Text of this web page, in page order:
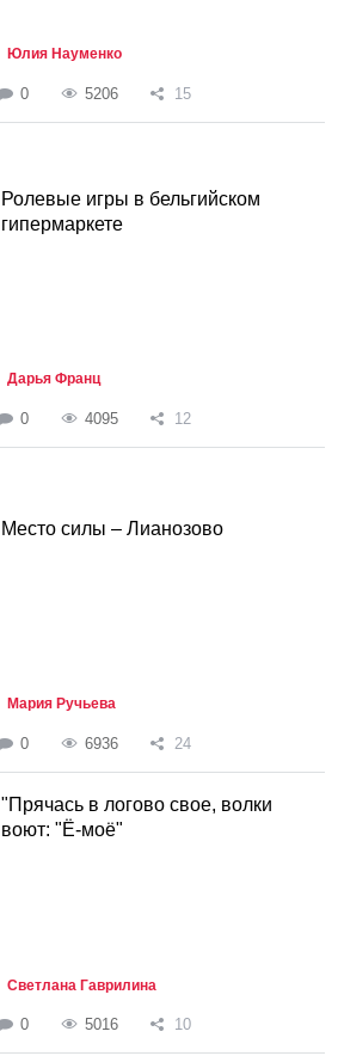
Юлия Науменко
0 5206 15
Ролевые игры в бельгийском
гипермаркете
Дарья Франц
0 4095 12
Место силы – Лианозово
Мария Ручьева
0 6936 24
"Прячась в логово свое, волки
воют: "Ё-моё"
Светлана Гаврилина
0 5016 10